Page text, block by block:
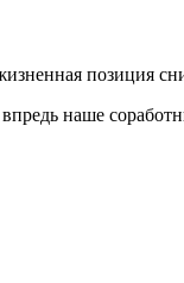
позиция
наше